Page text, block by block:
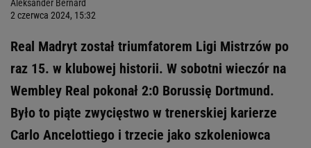
Aleksander Bernard
2 czerwca 2024, 15:32
Real Madryt został triumfatorem Ligi Mistrzów po
raz 15. w klubowej historii. W sobotni wieczór na
Wembley Real pokonał 2:0 Borussię Dortmund.
Było to piąte zwycięstwo w trenerskiej karierze
Carlo Ancelottiego i trzecie jako szkoleniowca